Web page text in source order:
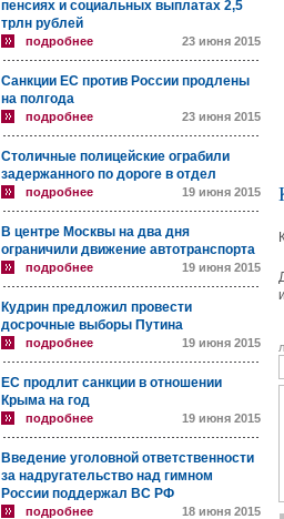
пенсиях и социальных выплатах 2,5
трлн рублей
подробнее 23 июня 2015
Санкции ЕС против России продлены
на полгода
подробнее 23 июня 2015
Столичные полицейские ограбили
задержанного по дороге в отдел
подробнее 19 июня 2015
В центре Москвы на два дня
ограничили движение автотранспорта
подробнее 19 июня 2015
Кудрин предложил провести
досрочные выборы Путина
подробнее 19 июня 2015
ЕС продлит санкции в отношении
Крыма на год
подробнее 19 июня 2015
Введение уголовной ответственности
за надругательство над гимном
России поддержал ВС РФ
подробнее 18 июня 2015